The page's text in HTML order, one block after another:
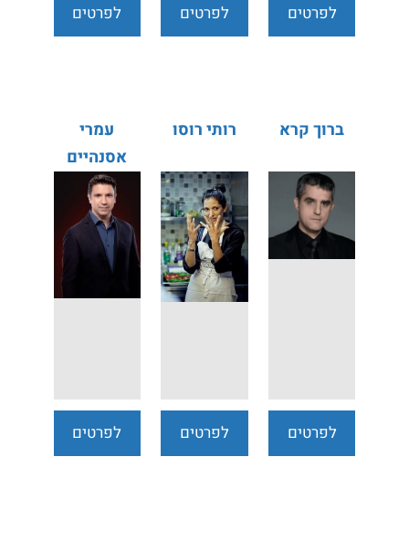
לפרטים
לפרטים
לפרטים
ברוך קרא
לפרטים
רותי רוסו
לפרטים
עמרי
אסנהיים
לפרטים